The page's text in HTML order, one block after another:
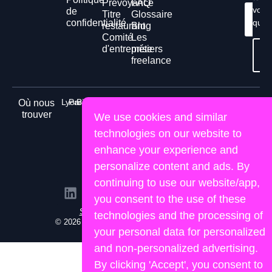
de
confidentialité
Prévoyance
Titre
restaurant
Comité
d'entreprise
FAQ
Glossaire
Blog
Les
métiers
freelance
vos
Où nous
trouver
Lyon
ParisBordeaux
© 2026 Human Portage. Tous droits réservés.
Site propulsé par Lemon&Joy
We use cookies and similar
technologies on our website to
enhance your experience and
personalize content and ads. By
continuing to use our website/app,
you consent to the use of these
technologies and the processing of
your personal data for personalized
and non-personalized advertising.
By clicking 'Accept', you consent to